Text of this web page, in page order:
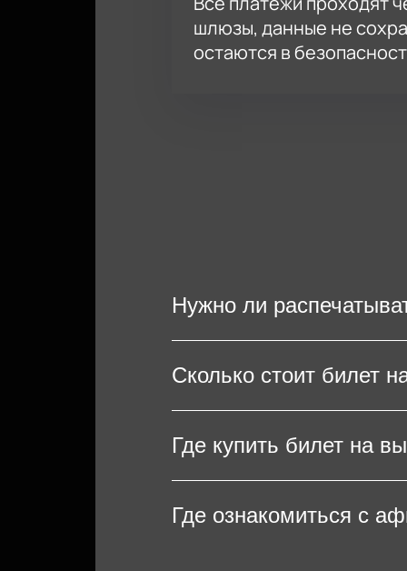
шлюзы, данные не
остаются в
Нужно ли
Чтобы попасть на
билеты на мобильном
Сабуров,
Сколько стоит билет
Стоимость билетов на
мест в зале. Важно
поэтому рекомендуем
Где купить билет на
Купить билеты на
концертную площадку,
Где ознакомиться с